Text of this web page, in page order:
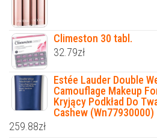
Climeston 30 tabl.
32.79zł
Estée Lauder Double
Camouflage Makeup
Kryjący Podkład Do
Cashew (Wn77930000)
259.88zł